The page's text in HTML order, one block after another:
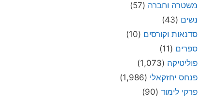
משטרה וחברה (57)
נשים (43)
סדנאות וקורסים (10)
ספרים (11)
פוליטיקה (1,073)
פנחס יחזקאלי (1,986)
פרקי לימוד (90)